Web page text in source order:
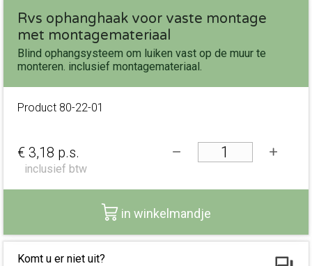
Rvs ophanghaak voor vaste montage
met montagemateriaal
Blind ophangsysteem om luiken vast op de muur te
monteren. inclusief montagemateriaal.
Product 80-22-01
€ 3,18 p.s.
inclusief btw
in winkelmandje
Komt u er niet uit?